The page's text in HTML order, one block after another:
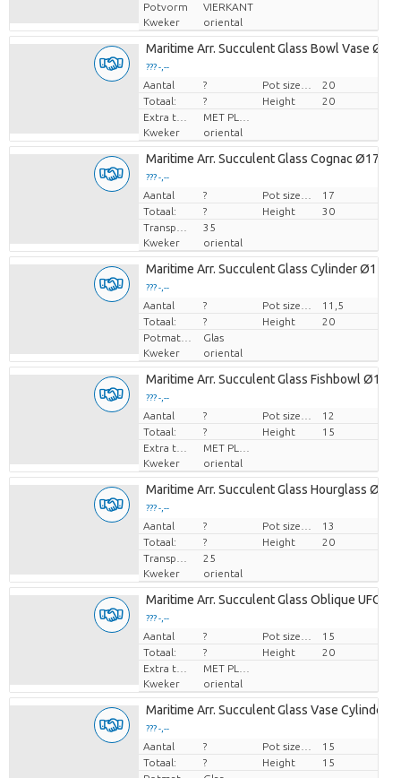
Potvorm
VIERKANT
Kweker
oriental
Maritime Arr. Succulent Glass Bowl Vase
??? -,--
Prijs per stuk
Aantal ?
20
Totaal:
? Height
20
Extra toevoegingen
Kweker
oriental
Maritime Arr. Succulent Glass Cognac Ø17cm
??? -,--
Prijs per stuk
Aantal ?
17
Totaal:
? Height
30
35
Kweker
oriental
Maritime Arr. Succulent Glass Cylinder
??? -,--
Prijs per stuk
Aantal ?
11,5
Totaal:
? Height
20
Potmateriaal
Glas
Kweker
oriental
Maritime Arr. Succulent Glass Fishbowl
??? -,--
Prijs per stuk
Aantal ?
12
Totaal:
? Height
15
Extra toevoegingen
Kweker
oriental
Maritime Arr. Succulent Glass Hourglass
??? -,--
Prijs per stuk
Aantal ?
13
Totaal:
? Height
20
25
Kweker
oriental
Maritime Arr. Succulent Glass Oblique UFO
??? -,--
Prijs per stuk
Aantal ?
15
Totaal:
? Height
20
Extra toevoegingen
Kweker
oriental
Maritime Arr. Succulent Glass Vase Cylinder
??? -,--
Prijs per stuk
Aantal ?
15
Totaal:
? Height
15